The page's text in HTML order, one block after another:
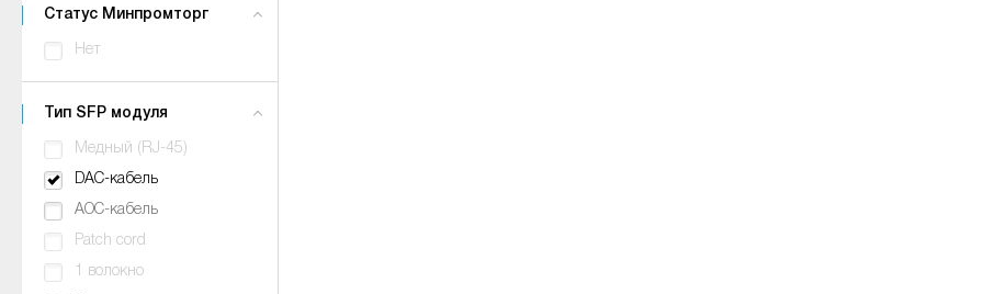
Статус Минпромторг
Нет
Тип SFP модуля
Медный (RJ-45)
DAC-кабель
AOC-кабель
Patch cord
1 волокно